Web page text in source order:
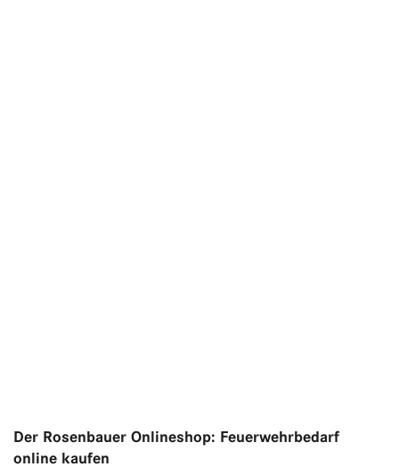
Der Rosenbauer Onlineshop: Feuerwehrbedarf
online kaufen